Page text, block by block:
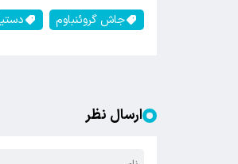
جاش گروئنباوم
ارسال نظر